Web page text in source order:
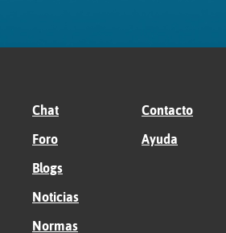
Chat
Foro
Blogs
Noticias
Normas
Contacto
Ayuda